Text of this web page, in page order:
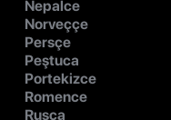
Nepalce
Norveççe
Persçe
Peştuca
Portekizce
Romence
Rusça